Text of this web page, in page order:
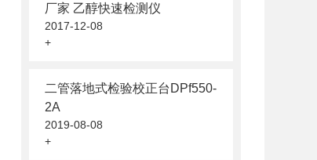
厂家 乙醇快速检测仪
2017-12-08
+
二管落地式检验校正台DPf550-
2A
2019-08-08
+